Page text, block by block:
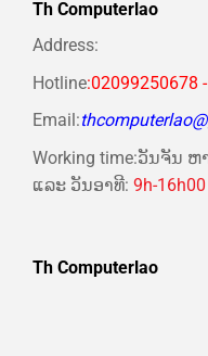
Th Computerlao
Address:
Hotline:02099250678
Email:
Working time:ວັນຈັນ ຫ
ແລະ ວັນອາທີ: 9h-16h00
Th Computerlao